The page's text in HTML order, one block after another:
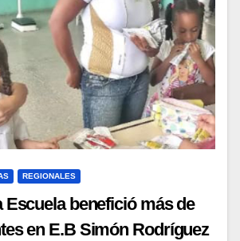
REGIONALES
Escuela benefició más de
en E.B Simón Rodríguez